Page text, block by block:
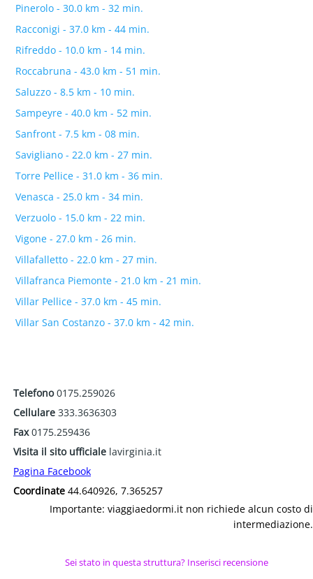
Pinerolo - 30.0 km - 32 min.
Racconigi - 37.0 km - 44 min.
Rifreddo - 10.0 km - 14 min.
Roccabruna - 43.0 km - 51 min.
Saluzzo - 8.5 km - 10 min.
Sampeyre - 40.0 km - 52 min.
Sanfront - 7.5 km - 08 min.
Savigliano - 22.0 km - 27 min.
Torre Pellice - 31.0 km - 36 min.
Venasca - 25.0 km - 34 min.
Verzuolo - 15.0 km - 22 min.
Vigone - 27.0 km - 26 min.
Villafalletto - 22.0 km - 27 min.
Villafranca Piemonte - 21.0 km - 21 min.
Villar Pellice - 37.0 km - 45 min.
Villar San Costanzo - 37.0 km - 42 min.
Telefono0175.259026
Cellulare 333.3636303
Fax0175.259436
Visita il sito ufficiale lavirginia.it
Pagina Facebook
Coordinate 44.640926, 7.365257
Importante: viaggiaedormi.it non richiede alcun costo di
intermediazione.
Sei stato in questa struttura? Inserisci recensione